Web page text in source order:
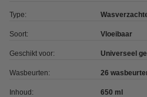
Type:
Soort: Vloeibaar
Geschikt voor: Universeel
Wasbeurten: 26
Inhoud: 650 ml